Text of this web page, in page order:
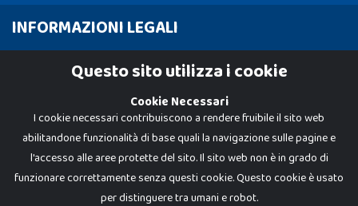
INFORMAZIONI LEGALI
Cookie PolicyQuesto sito utilizza i cookie
Cookie Necessari
I cookie necessari contribuiscono a rendere fruibile il sito web
abilitandone funzionalità di base quali la navigazione sulle pagine e
l'accesso alle aree protette del sito. Il sito web non è in grado di
funzionare correttamente senza questi cookie. Questo cookie è usato
per distinguere tra umani e robot.